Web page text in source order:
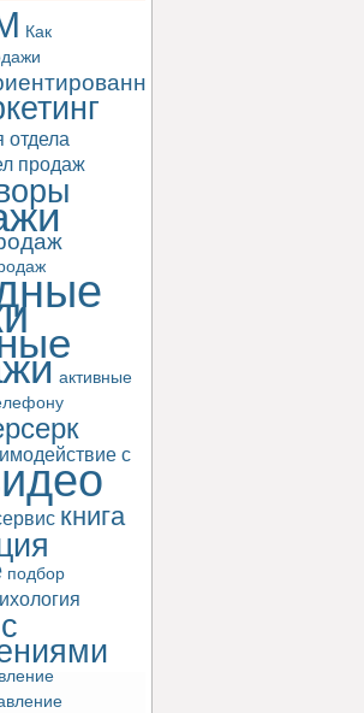
Как
отдела
продаж
активные
с
книга
подбор